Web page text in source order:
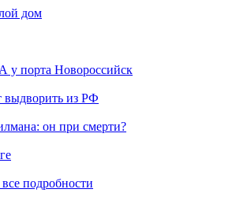
дом
у порта Новороссийск
выдворить из РФ
он при смерти?
подробности